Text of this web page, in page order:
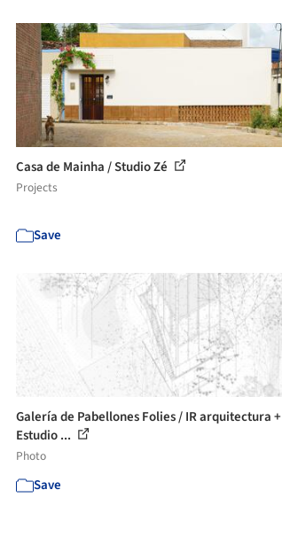
Casa de Mainha / Studio Zé
Projects
Save
Galería de Pabellones Folies / IR arquitectura +
Estudio ...
Photo
Save